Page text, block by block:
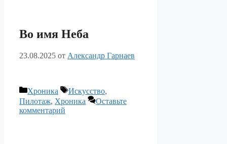
Во имя Неба
23.08.2025 от Александр Гарнаев
Рубрики
Хроника Метки
Искусство,
Пилотаж, Хроника
Оставьте
комментарий